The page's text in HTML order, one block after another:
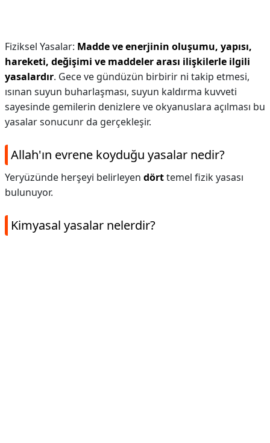
Fiziksel Yasalar: Madde ve enerjinin oluşumu, yapısı,
hareketi, değişimi ve maddeler arası ilişkilerle ilgili
yasalardır. Gece ve gündüzün birbirir ni takip etmesi,
ısınan suyun buharlaşması, suyun kaldırma kuvveti
sayesinde gemilerin denizlere ve okyanuslara açılması bu
yasalar sonucunr da gerçekleşir.
Allah'ın evrene koyduğu yasalar nedir?
Yeryüzünde herşeyi belirleyen dörttemel fizik yasası
bulunuyor.
Kimyasal yasalar nelerdir?